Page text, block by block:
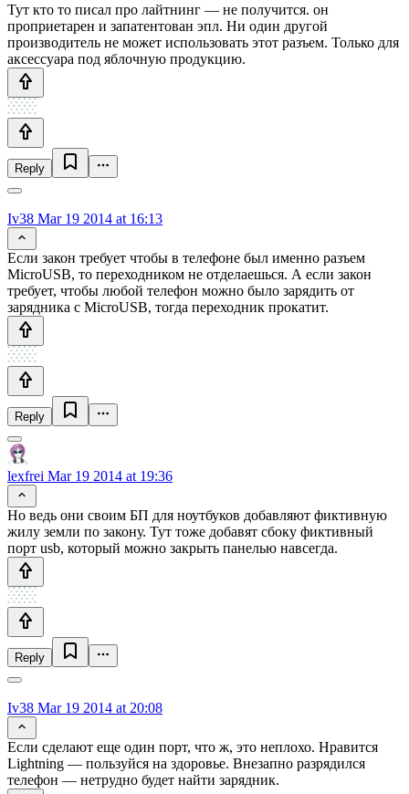
Тут кто то писал про лайтнинг — не получится. он
проприетарен и запатентован эпл. Ни один другой
производитель не может использовать этот разъем. Только для
аксессуара под яблочную продукцию.
Reply
Iv38 Mar 19 2014 at 16:13
Если закон требует чтобы в телефоне был именно разъем
MicroUSB, то переходником не отделаешься. А если закон
требует, чтобы любой телефон можно было зарядить от
зарядника с MicroUSB, тогда переходник прокатит.
Reply
lexfrei Mar 19 2014 at 19:36
Но ведь они своим БП для ноутбуков добавляют фиктивную
жилу земли по закону. Тут тоже добавят сбоку фиктивный
порт usb, который можно закрыть панелью навсегда.
Reply
Iv38 Mar 19 2014 at 20:08
Если сделают еще один порт, что ж, это неплохо. Нравится
Lightning — пользуйся на здоровье. Внезапно разрядился
телефон — нетрудно будет найти зарядник.